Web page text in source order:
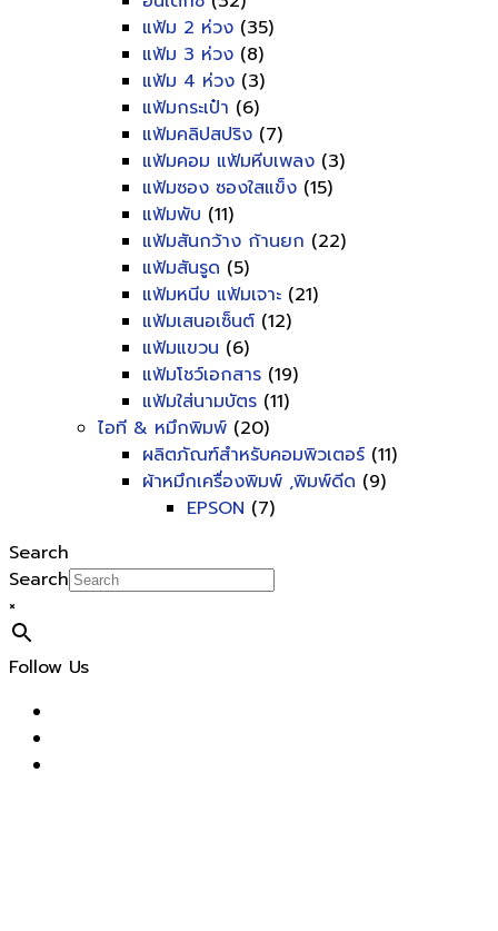
แฟ้ม 2 ห่วง (35)
แฟ้ม 3 ห่วง (8)
แฟ้ม 4 ห่วง (3)
แฟ้มกระเป๋า (6)
แฟ้มคลิปสปริง (7)
แฟ้มคอม แฟ้มหีบเพลง (3)
แฟ้มซอง ซองใสแข็ง (15)
แฟ้มพับ (11)
แฟ้มสันกว้าง ก้านยก (22)
แฟ้มสันรูด (5)
แฟ้มหนีบ แฟ้มเจาะ (21)
แฟ้มเสนอเซ็นต์ (12)
แฟ้มแขวน (6)
แฟ้มโชว์เอกสาร (19)
แฟ้มใส่นามบัตร (11)
ไอที & หมึกพิมพ์ (20)
ผลิตภัณฑ์สำหรับคอมพิวเตอร์ (11)
ผ้าหมึกเครื่องพิมพ์ ,พิมพ์ดีด (9)
EPSON (7)
Search
Search
×
Follow Us